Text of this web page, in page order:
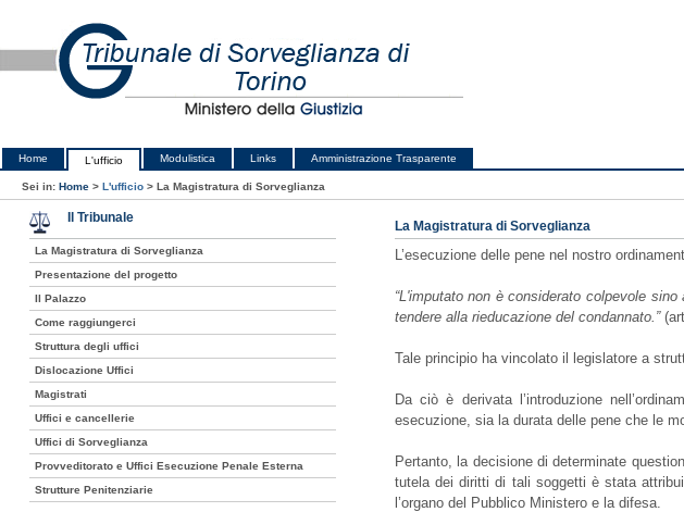
Home L'ufficio Modulistica Links Amministrazione Trasparente
Sei in: Home > L'ufficio > La Magistratura di Sorveglianza
La Magistratura di Sorveglianza
L’esecuzione delle pene nel nostro
“L'imputato non è considerato colpevole
tendere alla rieducazione del condannato.”
Tale principio ha vincolato il legislatore a
Da ciò è derivata l’introduzione
esecuzione, sia la durata delle pene che le
Pertanto, la decisione di determinate
tutela dei diritti di tali soggetti è stata
l’organo del Pubblico Ministero e la difesa.
Il Tribunale
La Magistratura di Sorveglianza
Presentazione del progetto
Il Palazzo
Come raggiungerci
Struttura degli uffici
Dislocazione Uffici
Magistrati
Uffici e cancellerie
Uffici di Sorveglianza
Provveditorato e Uffici Esecuzione Penale Esterna
Strutture Penitenziarie